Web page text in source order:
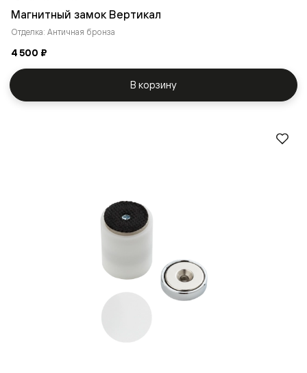
Магнитный замок Вертикал
Отделка: Античная бронза
4 500 ₽
В корзину